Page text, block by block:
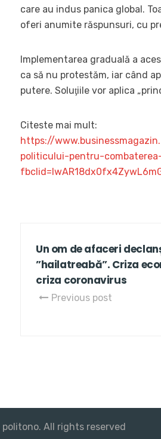
care au indus panica global.
oferi anumite răspunsuri, cu
Implementarea graduală a
ca să nu protestăm, iar când
putere. Soluţiile vor aplica
Citeste mai mult:
https://
politicului-pentru-
Un om de afaceri
”hailatreabă”. Criza
criza coronavirus
Previous post
All rights reserved